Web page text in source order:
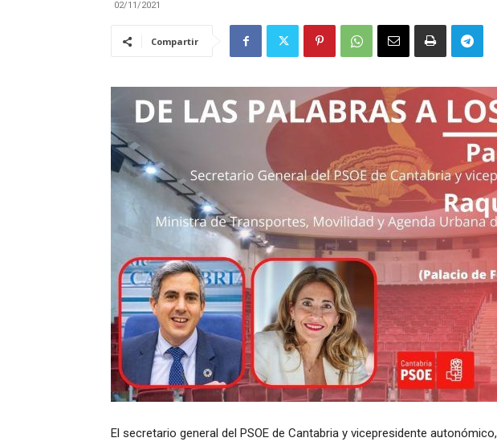
02/11/2021
Compartir
El secretario general del PSOE de Cantabria y vicepresidente autonómico,